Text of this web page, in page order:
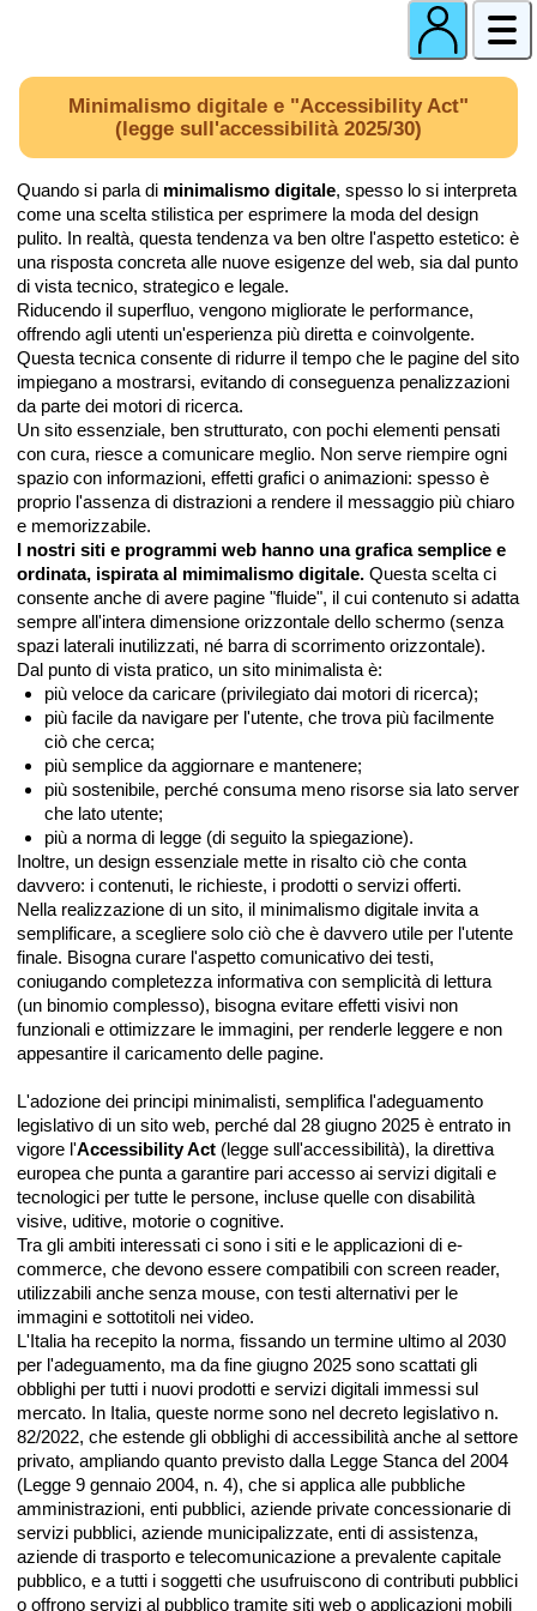
Minimalismo digitale e "Accessibility Act"
(legge sull'accessibilità 2025/30)
Quando si parla di minimalismo digitale, spesso lo si interpreta
come una scelta stilistica per esprimere la moda del design
pulito. In realtà, questa tendenza va ben oltre l'aspetto estetico: è
una risposta concreta alle nuove esigenze del web, sia dal punto
di vista tecnico, strategico e legale.
Riducendo il superfluo, vengono migliorate le performance,
offrendo agli utenti un'esperienza più diretta e coinvolgente.
Questa tecnica consente di ridurre il tempo che le pagine del sito
impiegano a mostrarsi, evitando di conseguenza penalizzazioni
da parte dei motori di ricerca.
Un sito essenziale, ben strutturato, con pochi elementi pensati
con cura, riesce a comunicare meglio. Non serve riempire ogni
spazio con informazioni, effetti grafici o animazioni: spesso è
proprio l'assenza di distrazioni a rendere il messaggio più chiaro
e memorizzabile.
I nostri siti e programmi web hanno una grafica semplice e
ordinata, ispirata al mimimalismo digitale. Questa scelta ci
consente anche di avere pagine "fluide", il cui contenuto si adatta
sempre all'intera dimensione orizzontale dello schermo (senza
spazi laterali inutilizzati, né barra di scorrimento orizzontale).
Dal punto di vista pratico, un sito minimalista è:
più veloce da caricare (privilegiato dai motori di ricerca);
più facile da navigare per l'utente, che trova più facilmente
ciò che cerca;
più semplice da aggiornare e mantenere;
più sostenibile, perché consuma meno risorse sia lato server
che lato utente;
più a norma di legge (di seguito la spiegazione).
Inoltre, un design essenziale mette in risalto ciò che conta
davvero: i contenuti, le richieste, i prodotti o servizi offerti.
Nella realizzazione di un sito, il minimalismo digitale invita a
semplificare, a scegliere solo ciò che è davvero utile per l'utente
finale. Bisogna curare l'aspetto comunicativo dei testi,
coniugando completezza informativa con semplicità di lettura
(un binomio complesso), bisogna evitare effetti visivi non
funzionali e ottimizzare le immagini, per renderle leggere e non
appesantire il caricamento delle pagine.
L'adozione dei principi minimalisti, semplifica l'adeguamento
legislativo di un sito web, perché dal 28 giugno 2025 è entrato in
vigore l'Accessibility Act (legge sull'accessibilità), la direttiva
europea che punta a garantire pari accesso ai servizi digitali e
tecnologici per tutte le persone, incluse quelle con disabilità
visive, uditive, motorie o cognitive.
Tra gli ambiti interessati ci sono i siti e le applicazioni di e-
commerce, che devono essere compatibili con screen reader,
utilizzabili anche senza mouse, con testi alternativi per le
immagini e sottotitoli nei video.
L'Italia ha recepito la norma, fissando un termine ultimo al 2030
per l'adeguamento, ma da fine giugno 2025 sono scattati gli
obblighi per tutti i nuovi prodotti e servizi digitali immessi sul
mercato. In Italia, queste norme sono nel decreto legislativo n.
82/2022, che estende gli obblighi di accessibilità anche al settore
privato, ampliando quanto previsto dalla Legge Stanca del 2004
(Legge 9 gennaio 2004, n. 4), che si applica alle pubbliche
amministrazioni, enti pubblici, aziende private concessionarie di
servizi pubblici, aziende municipalizzate, enti di assistenza,
aziende di trasporto e telecomunicazione a prevalente capitale
pubblico, e a tutti i soggetti che usufruiscono di contributi pubblici
o offrono servizi al pubblico tramite siti web o applicazioni mobili